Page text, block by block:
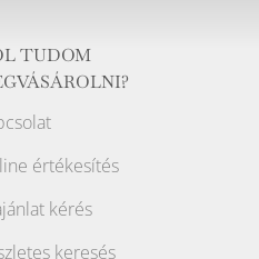
TUDOM
értékesítés
kérés
keresés